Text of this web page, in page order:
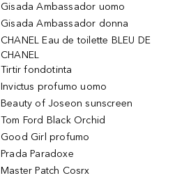
Gisada Ambassador uomo
Gisada Ambassador donna
CHANEL Eau de toilette BLEU DE
CHANEL
Tirtir fondotinta
Invictus profumo uomo
Beauty of Joseon sunscreen
Tom Ford Black Orchid
Good Girl profumo
Prada Paradoxe
Master Patch Cosrx